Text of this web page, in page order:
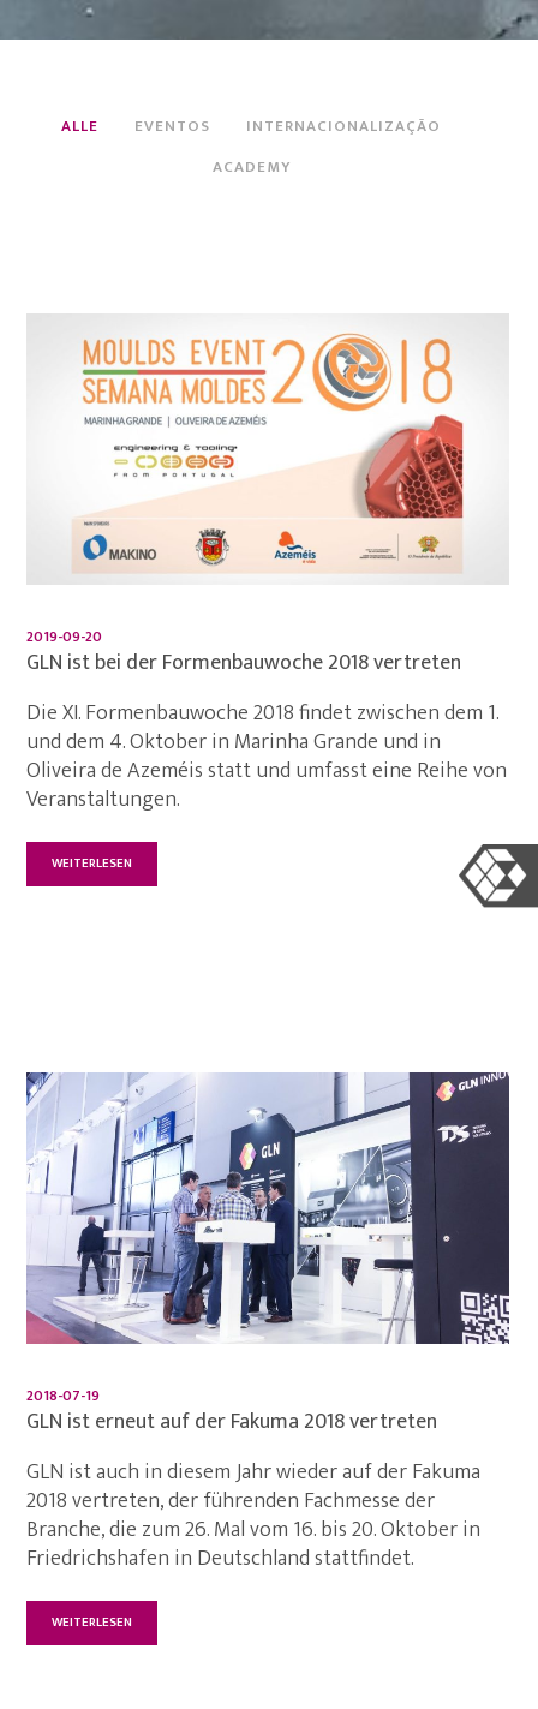
ALLE EVENTOS
INTERNACIONALIZAÇÃO
ACADEMY
2019-09-20
GLN ist bei der Formenbauwoche 2018 vertreten
Die XI. Formenbauwoche 2018 findet zwischen dem 1.
und dem 4. Oktober in Marinha Grande und in
Oliveira de Azeméis statt und umfasst eine Reihe von
Veranstaltungen.
WEITERLESEN
2018-07-19
GLN ist erneut auf der Fakuma 2018 vertreten
GLN ist auch in diesem Jahr wieder auf der Fakuma
2018 vertreten, der führenden Fachmesse der
Branche, die zum 26. Mal vom 16. bis 20. Oktober in
Friedrichshafen in Deutschland stattfindet.
WEITERLESEN